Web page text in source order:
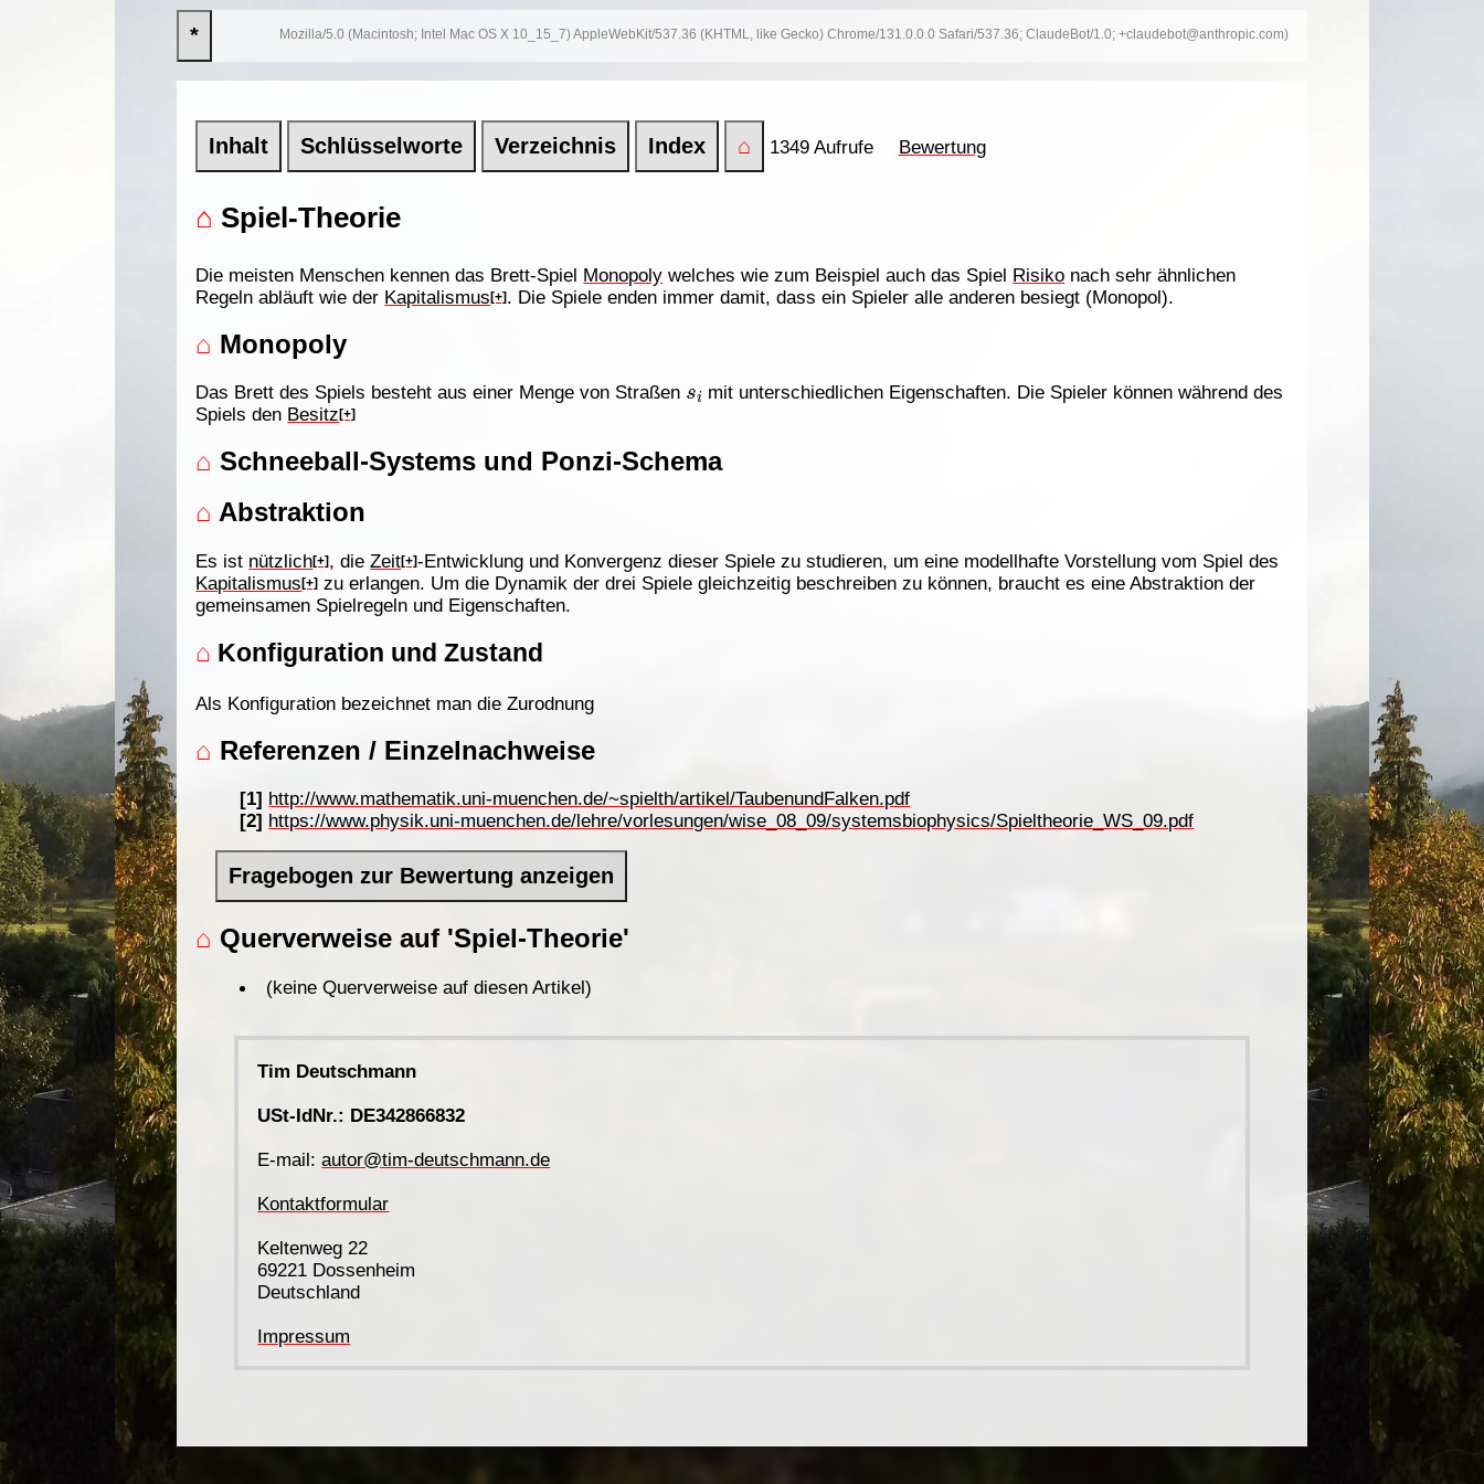
* Mozilla/5.0 (Macintosh; Intel Mac OS X 10_15_7) AppleWebKit/537.36 (KHTML, like Gecko) Chrome/131.0.0.0 Safari/537.36; ClaudeBot/1.0; +claudebot@anthropic.com)
Inhalt Schlüsselworte Verzeichnis Index ⌂ 1349 Aufrufe Bewertung
⌂ Spiel-Theorie
Die meisten Menschen kennen das Brett-Spiel Monopoly welches wie zum Beispiel auch das Spiel Risiko nach sehr ähnlichen
Regeln abläuft wie der Kapitalismus[+]. Die Spiele enden immer damit, dass ein Spieler alle anderen besiegt (Monopol).
⌂ Monopoly
Das Brett des Spiels besteht aus einer Menge von Straßen
mit unterschiedlichen Eigenschaften. Die Spieler können während des
Spiels den Besitz[+]
⌂ Schneeball-Systems und Ponzi-Schema
⌂ Abstraktion
Es ist nützlich[+], dieZeit[+]-Entwicklung und Konvergenz dieser Spiele zu studieren, um eine modellhafte Vorstellung vom Spiel des
Kapitalismus[+] zu erlangen. Um die Dynamik der drei Spiele gleichzeitig beschreiben zu können, braucht es eine Abstraktion der
gemeinsamen Spielregeln und Eigenschaften.
⌂ Konfiguration und Zustand
Als Konfiguration bezeichnet man die Zurodnung
⌂ Referenzen / Einzelnachweise
[1] http://www.mathematik.uni-muenchen.de/~spielth/artikel/TaubenundFalken.pdf
[2] https://www.physik.uni-muenchen.de/lehre/vorlesungen/wise_08_09/systemsbiophysics/Spieltheorie_WS_09.pdf
Fragebogen zur Bewertung anzeigen
⌂ Querverweise auf 'Spiel-Theorie'
(keine Querverweise auf diesen Artikel)
Tim Deutschmann
USt-IdNr.: DE342866832
E-mail:autor@tim-deutschmann.de
Kontaktformular
Keltenweg 22
69221 Dossenheim
Deutschland
Impressum